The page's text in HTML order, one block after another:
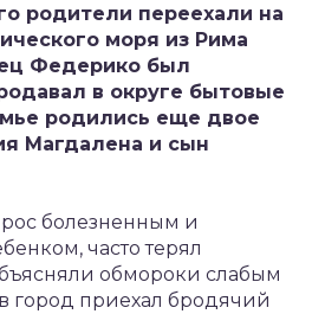
родители переехали на
моря из Рима
Федерико был
в округе бытовые
родились еще двое
Магдалена и сын
болезненным и
часто терял
обмороки слабым
приехал бродячий